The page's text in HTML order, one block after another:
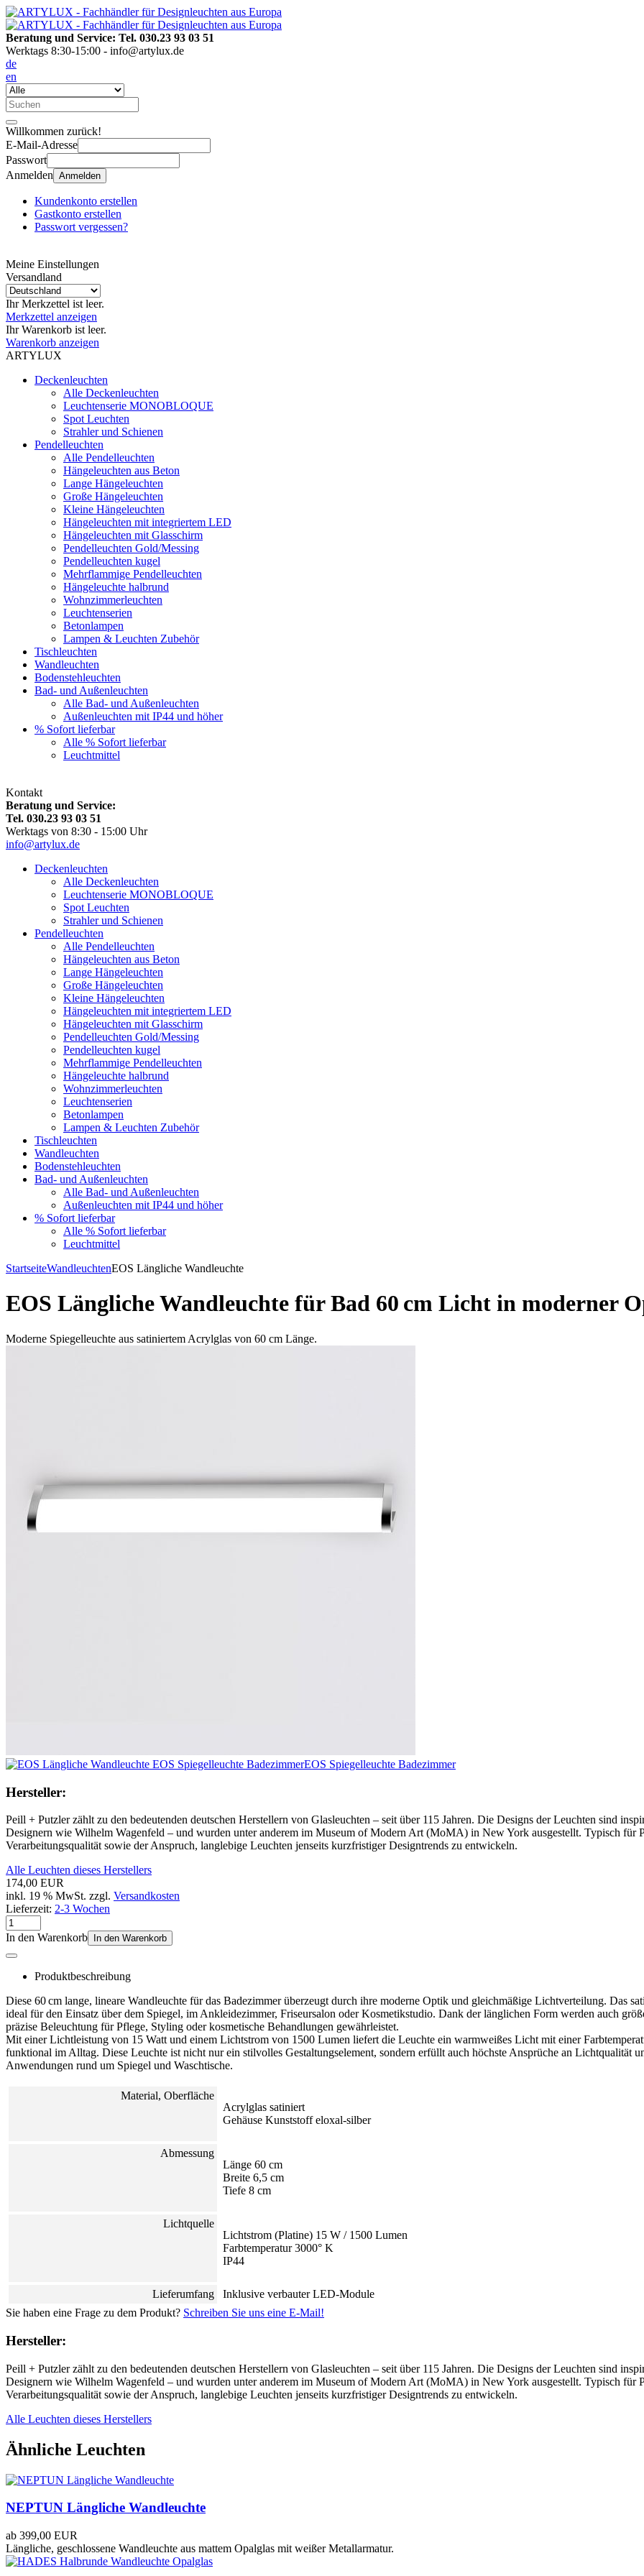
Beratung und Service: Tel. 030.23 93 03 51
Werktags 8:30-15:00 - info@artylux.de
de
en
Willkommen zurück!
E-Mail-Adresse
Passwort
Anmelden Anmelden
Kundenkonto erstellen
Gastkonto erstellen
Passwort vergessen?
Meine Einstellungen
Versandland
Ihr Merkzettel ist leer.
Merkzettel anzeigen
Ihr Warenkorb ist leer.
Warenkorb anzeigen
ARTYLUX
Deckenleuchten
Alle Deckenleuchten
Leuchtenserie MONOBLOQUE
Spot Leuchten
Strahler und Schienen
Pendelleuchten
Alle Pendelleuchten
Hängeleuchten aus Beton
Lange Hängeleuchten
Große Hängeleuchten
Kleine Hängeleuchten
Hängeleuchten mit integriertem LED
Hängeleuchten mit Glasschirm
Pendelleuchten Gold/Messing
Pendelleuchten kugel
Mehrflammige Pendelleuchten
Hängeleuchte halbrund
Wohnzimmerleuchten
Leuchtenserien
Betonlampen
Lampen & Leuchten Zubehör
Tischleuchten
Wandleuchten
Bodenstehleuchten
Bad- und Außenleuchten
Alle Bad- und Außenleuchten
Außenleuchten mit IP44 und höher
% Sofort lieferbar
Alle % Sofort lieferbar
Leuchtmittel
Kontakt
Beratung und Service:
Tel. 030.23 93 03 51
Werktags von 8:30 - 15:00 Uhr
info@artylux.de
Deckenleuchten
Alle Deckenleuchten
Leuchtenserie MONOBLOQUE
Spot Leuchten
Strahler und Schienen
Pendelleuchten
Alle Pendelleuchten
Hängeleuchten aus Beton
Lange Hängeleuchten
Große Hängeleuchten
Kleine Hängeleuchten
Hängeleuchten mit integriertem LED
Hängeleuchten mit Glasschirm
Pendelleuchten Gold/Messing
Pendelleuchten kugel
Mehrflammige Pendelleuchten
Hängeleuchte halbrund
Wohnzimmerleuchten
Leuchtenserien
Betonlampen
Lampen & Leuchten Zubehör
Tischleuchten
Wandleuchten
Bodenstehleuchten
Bad- und Außenleuchten
Alle Bad- und Außenleuchten
Außenleuchten mit IP44 und höher
% Sofort lieferbar
Alle % Sofort lieferbar
Leuchtmittel
StartseiteWandleuchtenEOS Längliche Wandleuchte
EOS Längliche Wandleuchte für Bad 60 cm Licht in moderner
Moderne Spiegelleuchte aus satiniertem Acrylglas von 60 cm Länge.
EOS Spiegelleuchte Badezimmer
Hersteller:
Peill + Putzler zählt zu den bedeutenden deutschen Herstellern von Glasleuchten – seit über 115 Jahren. Die Designs der Leuchten sind
Designern wie Wilhelm Wagenfeld – und wurden unter anderem im Museum of Modern Art (MoMA) in New York ausgestellt. Typisch für
Verarbeitungsqualität sowie der Anspruch, langlebige Leuchten jenseits kurzfristiger Designtrends zu entwickeln.
Alle Leuchten dieses Herstellers
174,00 EUR
inkl. 19 % MwSt. zzgl. Versandkosten
Lieferzeit: 2-3 Wochen
In den Warenkorb In den Warenkorb
Produktbeschreibung
Diese 60 cm lange, lineare Wandleuchte für das Badezimmer überzeugt durch ihre moderne Optik und gleichmäßige Lichtverteilung. Das
ideal für den Einsatz über dem Spiegel, im Ankleidezimmer, Friseursalon oder Kosmetikstudio. Dank der länglichen Form werden auch
präzise Beleuchtung für Pflege, Styling oder kosmetische Behandlungen gewährleistet.
Mit einer Lichtleistung von 15 Watt und einem Lichtstrom von 1500 Lumen liefert die Leuchte ein warmweißes Licht mit einer
funktional im Alltag. Diese Leuchte ist nicht nur ein stilvolles Gestaltungselement, sondern erfüllt auch höchste Ansprüche an Lichtqualität
Anwendungen rund um Spiegel und Waschtische.
Material, Oberfläche
Acrylglas satiniert
Gehäuse Kunststoff eloxal-silber
Abmessung
Länge 60 cm
Breite 6,5 cm
Tiefe 8 cm
Lichtquelle
Lichtstrom (Platine) 15 W / 1500 Lumen
Farbtemperatur 3000° K
IP44
Lieferumfang
Inklusive verbauter LED-Module
Sie haben eine Frage zu dem Produkt? Schreiben Sie uns eine E-Mail!
Hersteller:
Peill + Putzler zählt zu den bedeutenden deutschen Herstellern von Glasleuchten – seit über 115 Jahren. Die Designs der Leuchten sind
Designern wie Wilhelm Wagenfeld – und wurden unter anderem im Museum of Modern Art (MoMA) in New York ausgestellt. Typisch für
Verarbeitungsqualität sowie der Anspruch, langlebige Leuchten jenseits kurzfristiger Designtrends zu entwickeln.
Alle Leuchten dieses Herstellers
Ähnliche Leuchten
NEPTUN Längliche Wandleuchte
ab 399,00 EUR
Längliche, geschlossene Wandleuchte aus mattem Opalglas mit weißer Metallarmatur.